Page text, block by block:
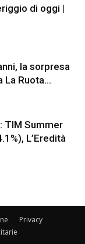
di oggi |
la sorpresa
La Ruota...
TIM Summer
L’Eredità
Privacy